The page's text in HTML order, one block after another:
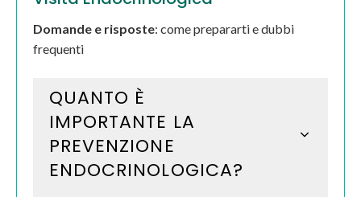
Domande e risposte: come prepararti e dubbi
frequenti
QUANTO È
IMPORTANTE LA
PREVENZIONE
ENDOCRINOLOGICA?